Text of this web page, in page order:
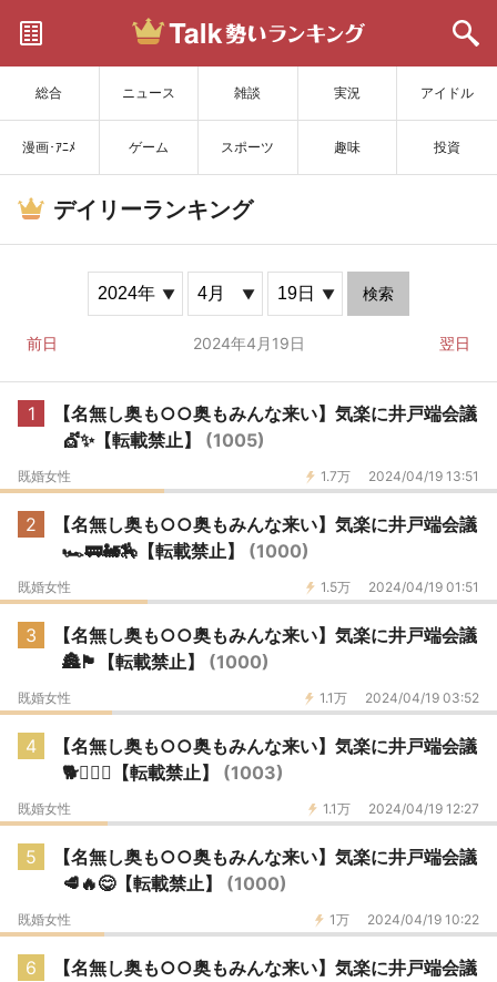
総合 ニュース 雑談 実況 アイドル
漫画･ｱﾆﾒ ゲーム スポーツ 趣味 投資
サイトを更新
デイリーランキング
検索
前日 2024年4月19日 翌日
1
【名無し奥も○○奥もみんな来い】気楽に井戸端会議
💇✨【転載禁止】 (1005)
1.7万 2024/04/19 13:51
既婚女性
2
【名無し奥も○○奥もみんな来い】気楽に井戸端会議
🏎️🚃🚂🏇【転載禁止】 (1000)
1.5万 2024/04/19 01:51
既婚女性
3
【名無し奥も○○奥もみんな来い】気楽に井戸端会議
🏯🏴【転載禁止】 (1000)
1.1万 2024/04/19 03:52
既婚女性
4
【名無し奥も○○奥もみんな来い】気楽に井戸端会議
🐕🐕‍🦺🐾【転載禁止】 (1003)
1.1万 2024/04/19 12:27
既婚女性
5
【名無し奥も○○奥もみんな来い】気楽に井戸端会議
🥩🔥😋【転載禁止】 (1000)
1万 2024/04/19 10:22
既婚女性
6
【名無し奥も○○奥もみんな来い】気楽に井戸端会議